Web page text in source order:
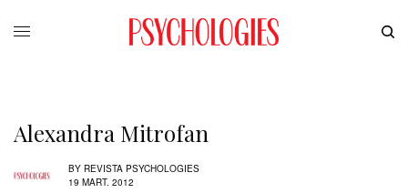
Alexandra Mitrofan
BY REVISTA PSYCHOLOGIES
19 MART. 2012